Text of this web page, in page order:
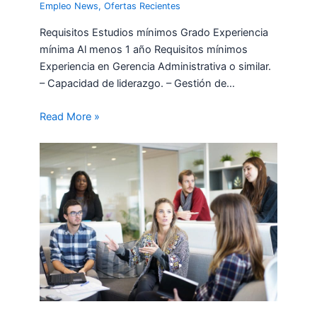
Empleo News,Ofertas Recientes
Requisitos Estudios mínimos Grado Experiencia
mínima Al menos 1 año Requisitos mínimos
Experiencia en Gerencia Administrativa o similar.
– Capacidad de liderazgo. – Gestión de…
Read More »